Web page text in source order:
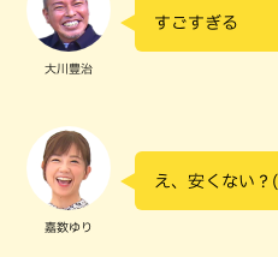
大川豊治
すごすぎる
嘉数ゆり
え、安くない